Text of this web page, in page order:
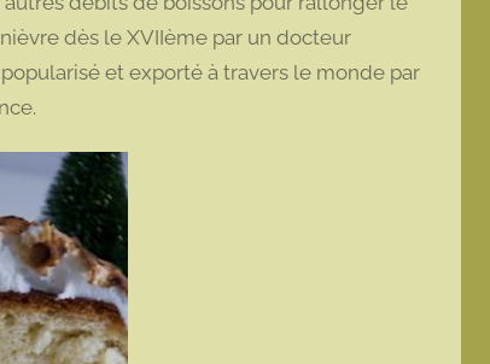
dès le XVIIème par un docteur
et exporté à travers le monde par